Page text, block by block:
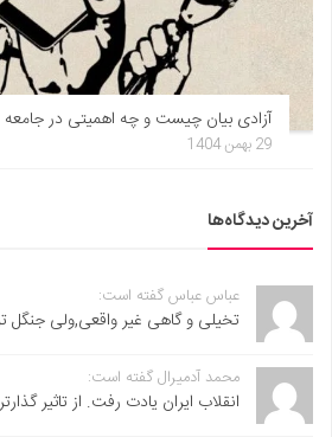
آزادی بیان چیست و چه اهمیتی در جامعه
29 بهمن 1404
آخرین دیدگاه‌ها
عباس عباس گفته است:
تخیلی و گاهی غیر واقعی,ولی جنگل
محمد آدمیرال گفته است:
انقلاب ایران یادت رفت. از تاثیر